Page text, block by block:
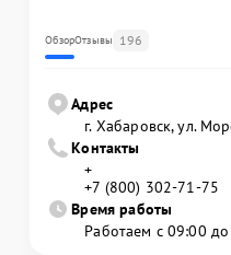
ОбзорОтзывы 196
Адрес
г. Хабаровск, ул.
Контакты
+
+7 (800) 302-71-75
Время работы
Работаем с 09:00